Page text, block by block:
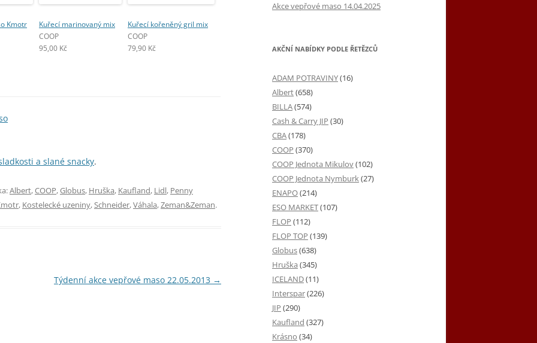
Kmotr
Kuřecí marinovaný mix
COOP
95,00 Kč
Kuřecí kořeněný gril mix
COOP
79,90 Kč
a slané snacky.
Albert,COOP,Globus, Hruška, Kaufland, Lidl, Penny
, Kostelecké uzeniny,Schneider,Váhala,Zeman&Zeman.
Týdenní akce vepřové maso 22.05.2013 →
Akce vepřové maso 14.04.2025
AKČNÍ NABÍDKY PODLE ŘETĚZCŮ
ADAM POTRAVINY(16)
Albert(658)
BILLA(574)
Cash & Carry JIP (30)
CBA(178)
COOP (370)
COOP Jednota Mikulov(102)
COOP Jednota Nymburk(27)
ENAPO(214)
ESO MARKET(107)
FLOP (112)
FLOP TOP (139)
Globus(638)
Hruška (345)
ICELAND(11)
Interspar(226)
JIP (290)
Kaufland (327)
Krásno (34)